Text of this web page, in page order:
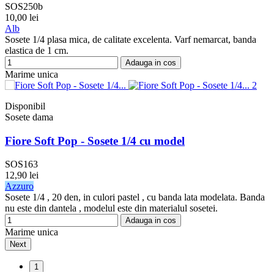
SOS250b
10,00 lei
Alb
Sosete 1/4 plasa mica, de calitate excelenta. Varf nemarcat, banda
elastica de 1 cm.
Adauga in cos
Marime unica
Disponibil
Sosete dama
Fiore Soft Pop - Sosete 1/4 cu model
SOS163
12,90 lei
Azzuro
Sosete 1/4 , 20 den, in culori pastel , cu banda lata modelata. Banda
nu este din dantela , modelul este din materialul sosetei.
Adauga in cos
Marime unica
Next
1